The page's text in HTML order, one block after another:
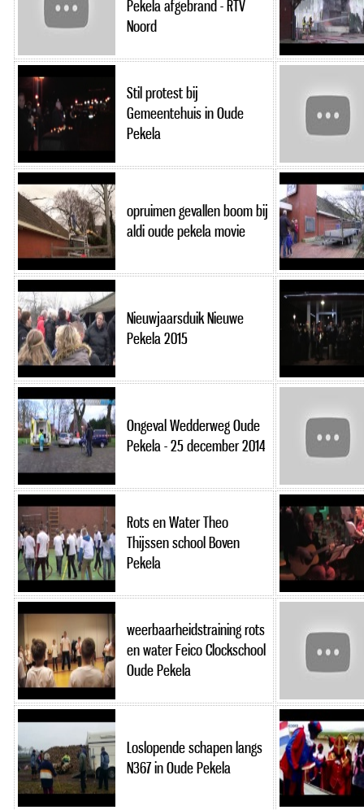
Pekela afgebrand - RTV
Noord
Stil protest bij
Gemeentehuis in Oude
Pekela
opruimen gevallen boom bij
aldi oude pekela movie
Nieuwjaarsduik Nieuwe
Pekela 2015
Ongeval Wedderweg Oude
Pekela - 25 december 2014
Rots en Water Theo
Thijssen school Boven
Pekela
weerbaarheidstraining rots
en water Feico Clockschool
Oude Pekela
Loslopende schapen langs
N367 in Oude Pekela